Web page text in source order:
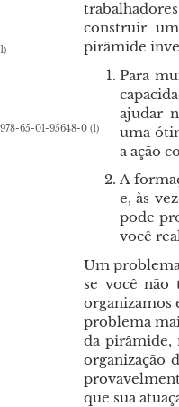
construir
pirâmide
Para
ajudar
uma
a ação
A
e, às
pode
você
Um
se você não
organizamos
problema
da pirâmide,
organização
que sua
65-01-95648-0 (1)